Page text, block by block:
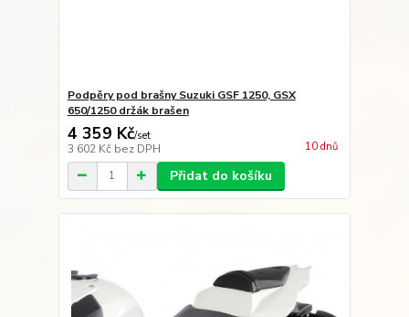
Podpěry pod brašny Suzuki GSF 1250, GSX
650/1250 držák brašen
4 359 Kč/set
3 602 Kč bez DPH 10 dnů
Přidat do košíku